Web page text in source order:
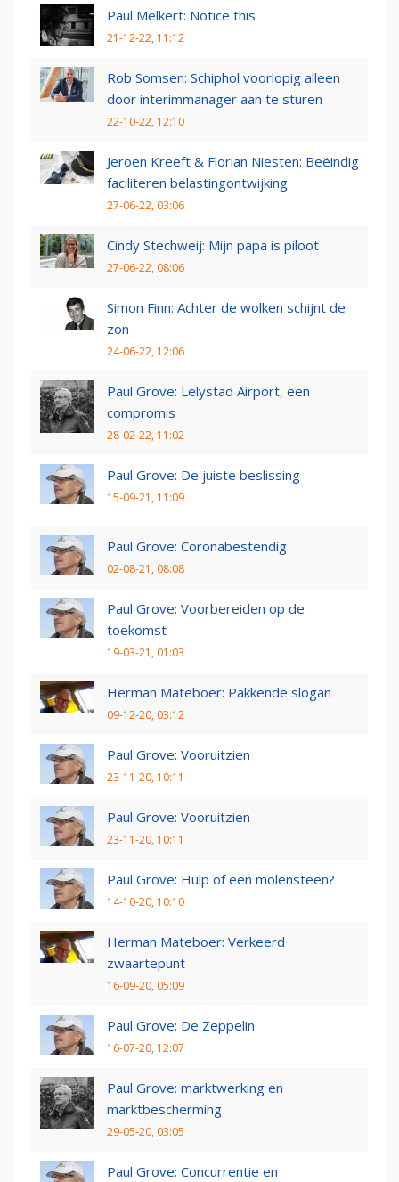
Paul Melkert: Notice this
21-12-22, 11:12
Rob Somsen: Schiphol voorlopig alleen
door interimmanager aan te sturen
22-10-22, 12:10
Jeroen Kreeft & Florian Niesten: Beëindig
faciliteren belastingontwijking
27-06-22, 03:06
Cindy Stechweij: Mijn papa is piloot
27-06-22, 08:06
Simon Finn: Achter de wolken schijnt de
zon
24-06-22, 12:06
Paul Grove: Lelystad Airport, een
compromis
28-02-22, 11:02
Paul Grove: De juiste beslissing
15-09-21, 11:09
Paul Grove: Coronabestendig
02-08-21, 08:08
Paul Grove: Voorbereiden op de
toekomst
19-03-21, 01:03
Herman Mateboer: Pakkende slogan
09-12-20, 03:12
Paul Grove: Vooruitzien
23-11-20, 10:11
Paul Grove: Vooruitzien
23-11-20, 10:11
Paul Grove: Hulp of een molensteen?
14-10-20, 10:10
Herman Mateboer: Verkeerd
zwaartepunt
16-09-20, 05:09
Paul Grove: De Zeppelin
16-07-20, 12:07
Paul Grove: marktwerking en
marktbescherming
29-05-20, 03:05
Paul Grove: Concurrentie en